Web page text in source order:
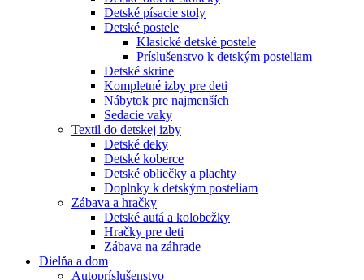
Detské písacie stoly
Detské postele
Klasické detské postele
Príslušenstvo k detským posteliam
Detské skrine
Kompletné izby pre deti
Nábytok pre najmenších
Sedacie vaky
Textil do detskej izby
Detské deky
Detské koberce
Detské obliečky a plachty
Doplnky k detským posteliam
Zábava a hračky
Detské autá a kolobežky
Hračky pre deti
Zábava na záhrade
Dielňa a dom
Autopríslušenstvo